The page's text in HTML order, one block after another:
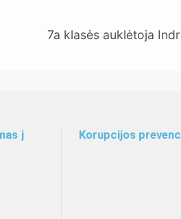
7a klasės auklėtoja
į
Korupcijos